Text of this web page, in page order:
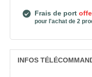
Frais de port
pour l'achat de 2
INFOS